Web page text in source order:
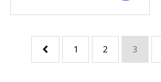
1 2 3